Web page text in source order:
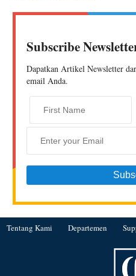
Subscribe
Dapatkan Artikel Newsletter
email Anda.
Tentang Kami Departemen